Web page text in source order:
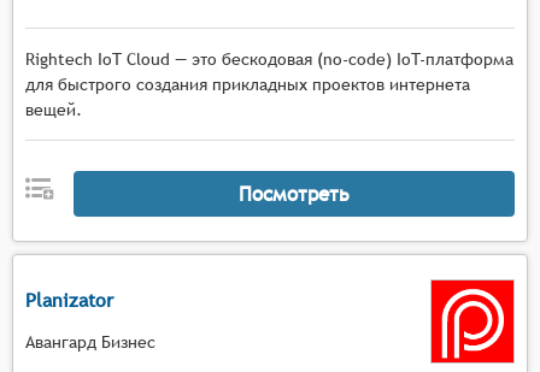
Rightech IoT Cloud — это бескодовая (no-code) IoT-платформа
для быстрого создания прикладных проектов интернета
вещей.
Посмотреть
Planizator
Авангард Бизнес